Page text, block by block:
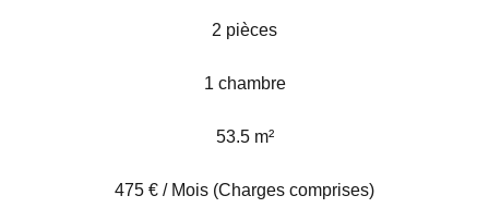
2 pièces
1 chambre
53.5 m²
475 € / Mois (Charges comprises)